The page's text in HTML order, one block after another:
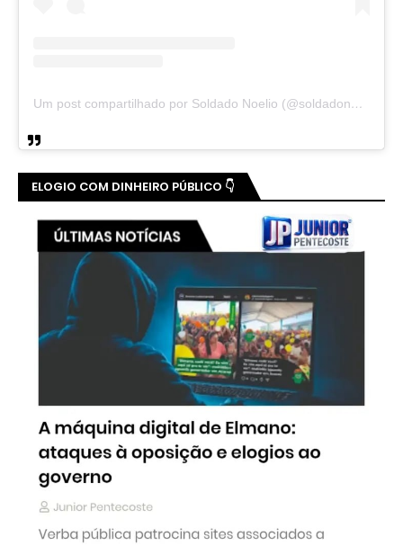
Um post compartilhado por Soldado Noelio (@soldadonoelio)
ELOGIO COM DINHEIRO PÚBLICO 👇